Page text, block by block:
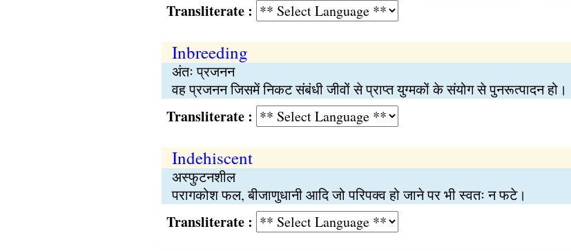
Transliterate :
Inbreeding
अंतः प्रजनन
वह प्रजनन जिसमें निकट संबंधी जीवों से प्राप्त युग्मकों के संयोग से पुनरूत्पादन हो।
Transliterate :
Indehiscent
अस्फुटनशील
परागकोश फल, बीजाणुधानी आदि जो परिपक्व हो जाने पर भी स्वतः न फटे।
Transliterate :